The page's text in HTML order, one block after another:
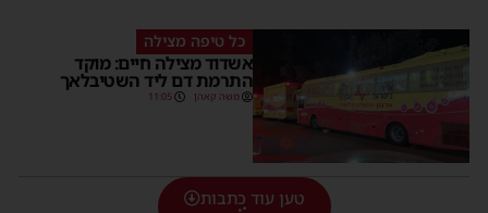
כל טיפה מצילה
אשדוד מצילה חיים: מוקד
התרמת דם ליד השטיבלאך
משה קאהן 11:05
טען עוד כתבות